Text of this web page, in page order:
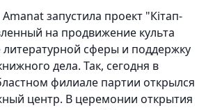
запустила проект "Кітап-
на продвижение культа
литературной сферы и поддержку
дела. Так, сегодня в
филиале партии открылся
центр. В церемонии открытия